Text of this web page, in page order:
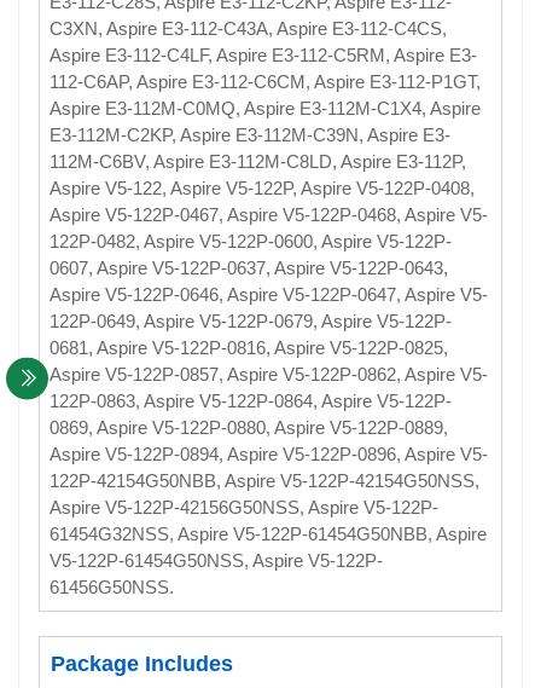
C3XN, Aspire E3-112-C43A, Aspire E3-112-C4CS,
Aspire E3-112-C4LF, Aspire E3-112-C5RM, Aspire E3-
112-C6AP, Aspire E3-112-C6CM, Aspire E3-112-P1GT,
Aspire E3-112M-C0MQ, Aspire E3-112M-C1X4, Aspire
E3-112M-C2KP, Aspire E3-112M-C39N, Aspire E3-
112M-C6BV, Aspire E3-112M-C8LD, Aspire E3-112P,
Aspire V5-122, Aspire V5-122P, Aspire V5-122P-0408,
Aspire V5-122P-0467, Aspire V5-122P-0468, Aspire V5-
122P-0482, Aspire V5-122P-0600, Aspire V5-122P-
0607, Aspire V5-122P-0637, Aspire V5-122P-0643,
Aspire V5-122P-0646, Aspire V5-122P-0647, Aspire V5-
122P-0649, Aspire V5-122P-0679, Aspire V5-122P-
0681, Aspire V5-122P-0816, Aspire V5-122P-0825,
Aspire V5-122P-0857, Aspire V5-122P-0862, Aspire V5-
122P-0863, Aspire V5-122P-0864, Aspire V5-122P-
0869, Aspire V5-122P-0880, Aspire V5-122P-0889,
Aspire V5-122P-0894, Aspire V5-122P-0896, Aspire V5-
122P-42154G50NBB, Aspire V5-122P-42154G50NSS,
Aspire V5-122P-42156G50NSS, Aspire V5-122P-
61454G32NSS, Aspire V5-122P-61454G50NBB, Aspire
V5-122P-61454G50NSS, Aspire V5-122P-
61456G50NSS.
Package Includes